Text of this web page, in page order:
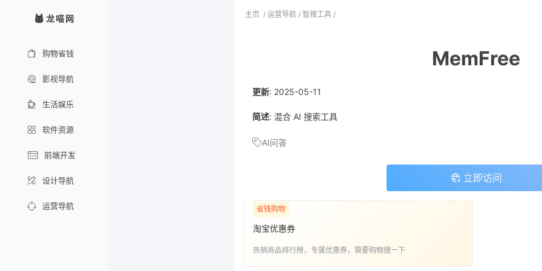
龙喵网
购物省钱
影视导航
生活娱乐
软件资源
前端开发
设计导航
运营导航
主页 / 运营导航 / 智搜工具 /
MemFree
更新: 2025-05-11
简述: 混合 AI 搜索工具
AI问答
立即访问
省钱购物
淘宝优惠券
热销商品排行榜，专属优惠券，需要购物搜一下